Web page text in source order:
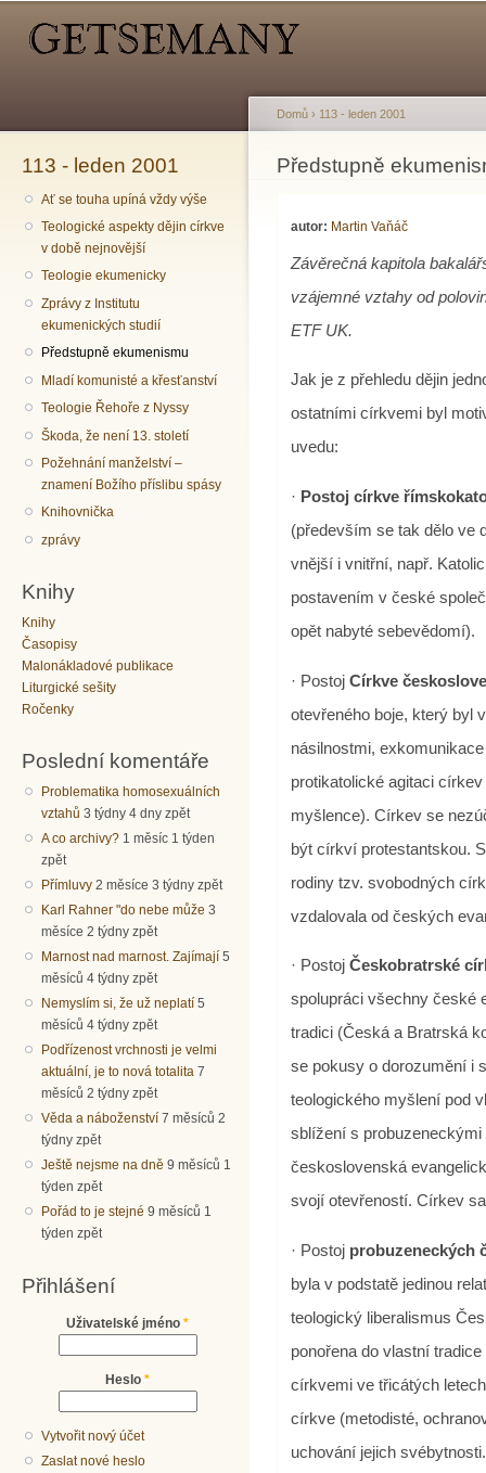
113 - leden 2001
Ať se touha upíná vždy výše
Teologické aspekty dějin církve
v době nejnovější
Teologie ekumenicky
Zprávy z Institutu
ekumenických studií
Předstupně ekumenismu
Mladí komunisté a křesťanství
Teologie Řehoře z Nyssy
Škoda, že není 13. století
Požehnání manželství –
znamení Božího příslibu spásy
Knihovnička
zprávy
Knihy
Knihy
Časopisy
Malonákladové publikace
Liturgické sešity
Ročenky
Poslední komentáře
Problematika homosexuálních
vztahů 3 týdny 4 dny zpět
A co archivy? 1 měsíc 1 týden
zpět
Přímluvy 2 měsíce 3 týdny zpět
Karl Rahner "do nebe může 3
měsíce 2 týdny zpět
Marnost nad marnost. Zajímají 5
měsíců 4 týdny zpět
Nemyslím si, že už neplatí 5
měsíců 4 týdny zpět
Podřízenost vrchnosti je velmi
aktuální, je to nová totalita 7
měsíců 2 týdny zpět
Věda a náboženství 7 měsíců 2
týdny zpět
Ještě nejsme na dně 9 měsíců 1
týden zpět
Pořád to je stejné 9 měsíců 1
týden zpět
Přihlášení
Uživatelské jméno *
Heslo *
Vytvořit nový účet
Zaslat nové heslo
Jste zde
Domů › 113 - leden 2001
Předstupně
autor: Martin Vaňáč
Závěrečná kapitola
vzájemné vztahy od
ETF UK.
Jak je z přehledu dějin
ostatními církvemi byl
uvedu:
· Postoj církve
(především se tak dělo ve
vnější i vnitřní, např.
postavením v české
opět nabyté sebevědomí).
· PostojCírkve
otevřeného boje, který byl
násilnostmi,
protikatolické agitaci
myšlence). Církev se
být církví protestantskou.
rodiny tzv. svobodných
vzdalovala od českých
· PostojČeskobratrské
spolupráci všechny české
tradici (Česká a Bratrská
se pokusy o dorozumění i
teologického myšlení pod
sblížení s
československá
svojí otevřeností. Církev
· Postoj probuzeneckých
byla v podstatě jedinou
teologický liberalismus
ponořena do vlastní
církvemi ve třicátých
církve (metodisté,
uchování jejich svébytnosti.